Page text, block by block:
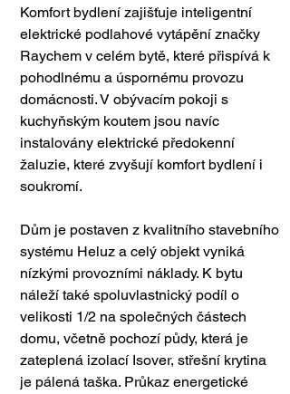
Komfort bydlení zajišťuje inteligentní
elektrické podlahové vytápění značky
Raychem v celém bytě, které přispívá k
pohodlnému a úspornému provozu
domácnosti. V obývacím pokoji s
kuchyňským koutem jsou navíc
instalovány elektrické předokenní
žaluzie, které zvyšují komfort bydlení i
soukromí.
Dům je postaven z kvalitního stavebního
systému Heluz a celý objekt vyniká
nízkými provozními náklady. K bytu
náleží také spoluvlastnický podíl o
velikosti 1/2 na společných částech
domu, včetně pochozí půdy, která je
zateplená izolací Isover, střešní krytina
je pálená taška. Průkaz energetické